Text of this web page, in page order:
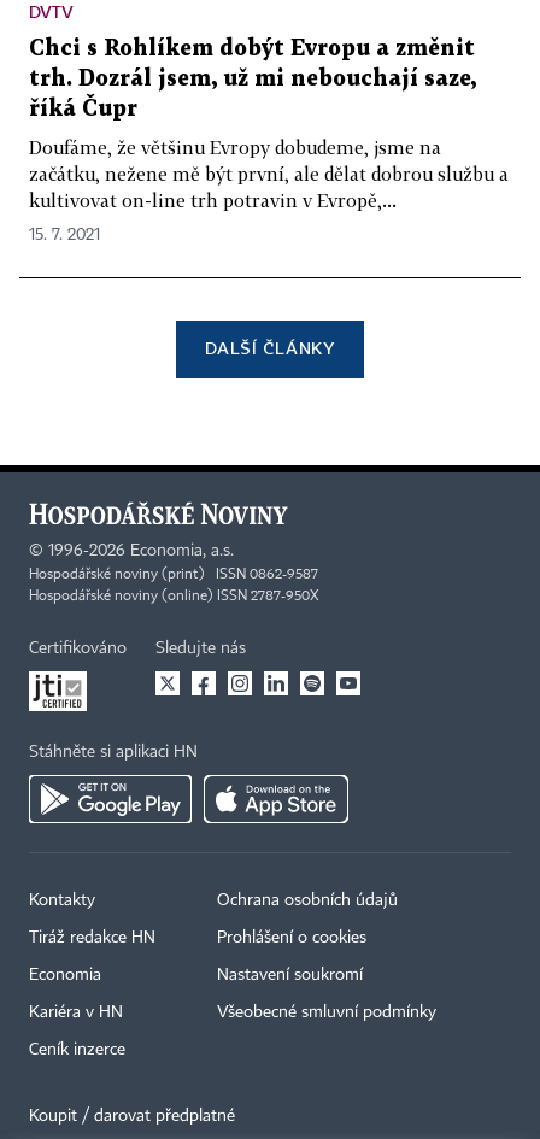
DVTV
Chci s Rohlíkem dobýt Evropu a změnit
trh. Dozrál jsem, už mi nebouchají saze,
říká Čupr
Doufáme, že většinu Evropy dobudeme, jsme na
začátku, nežene mě být první, ale dělat dobrou službu a
kultivovat on-line trh potravin v Evropě,...
15. 7. 2021
DALŠÍ ČLÁNKY
© 1996-2026 Economia, a.s.
Hospodářské noviny (print) ISSN 0862-9587
Hospodářské noviny (online) ISSN 2787-950X
Certifikováno Sledujte nás
Stáhněte si aplikaci HN
Kontakty
Tiráž redakce HN
Economia
Kariéra v HN
Ceník inzerce
Ochrana osobních údajů
Prohlášení o cookies
Nastavení soukromí
Všeobecné smluvní podmínky
Koupit / darovat předplatné